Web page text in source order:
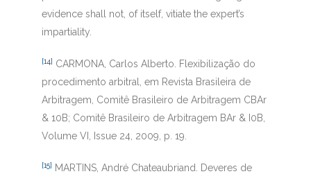
evidence shall not, of itself, vitiate the expert’s
impartiality.
[14] CARMONA, Carlos Alberto. Flexibilização do
procedimento arbitral, em Revista Brasileira de
Arbitragem, Comitê Brasileiro de Arbitragem CBAr
& 10B; Comitê Brasileiro de Arbitragem BAr & I0B,
Volume VI, Issue 24, 2009, p. 19.
[15] MARTINS, André Chateaubriand. Deveres de